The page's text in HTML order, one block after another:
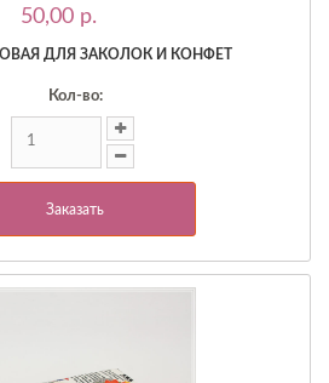
50,00 p.
ДЛЯ ЗАКОЛОК И КОНФЕТ
Кол-во:
Заказать